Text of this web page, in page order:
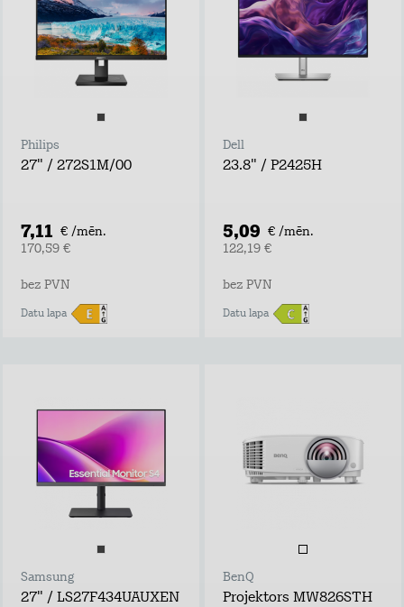
Philips
27" / 272S1M/00
7,11 € /mēn.
170,59 €
bez PVN
Datu lapa
Dell
23.8" / P2425H
5,09 € /mēn.
122,19 €
bez PVN
Datu lapa
Samsung
27" / LS27F434UAUXEN
BenQ
Projektors MW826STH